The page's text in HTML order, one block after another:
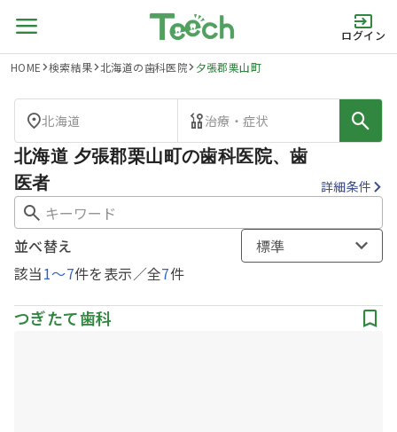
ログイン
HOME 検索結果 北海道の歯科医院 夕張郡栗山町
北海道 治療・症状
北海道 夕張郡栗山町の歯科医院、歯
医者
詳細条件
該当1〜7件を表示／全7件
並べ替え 標準
つぎたて歯科